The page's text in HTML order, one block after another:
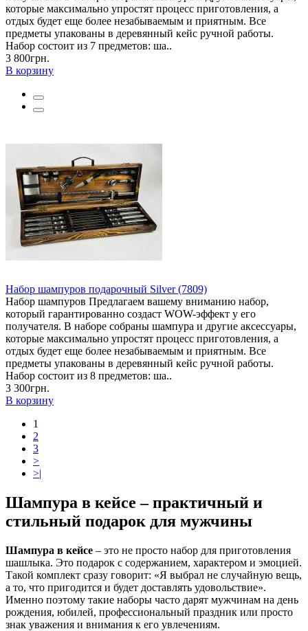
которые максимально упростят процесс приготовления, а
отдых будет еще более незабываемым и приятным. Все
предметы упакованы в деревянный кейс ручной работы.
Набор состоит из 7 предметов: ша..
3 800грн.
В корзину
Набор шампуров подарочный Silver (7809)
Набор шампуров Предлагаем вашему вниманию набор,
который гарантированно создаст WOW-эффект у его
получателя. В наборе собраны шампура и другие аксессуары,
которые максимально упростят процесс приготовления, а
отдых будет еще более незабываемым и приятным. Все
предметы упакованы в деревянный кейс ручной работы.
Набор состоит из 8 предметов: ша..
3 300грн.
В корзину
1
2
3
>
>|
Шампура в кейсе – практичный и
стильный подарок для мужчины
Шампура в кейсе – это не просто набор для приготовления
шашлыка. Это подарок с содержанием, характером и эмоцией.
Такой комплект сразу говорит: «Я выбрал не случайную вещь,
а то, что пригодится и будет доставлять удовольствие».
Именно поэтому такие наборы часто дарят мужчинам на день
рождения, юбилей, профессиональный праздник или просто
знак уважения и внимания к его увлечениям.